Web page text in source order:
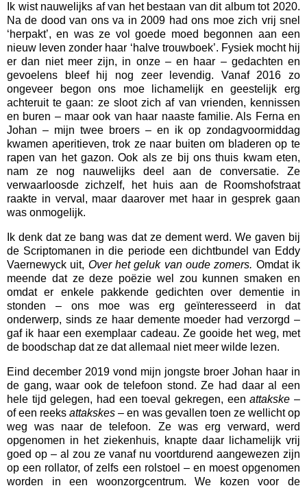
Ik wist nauwelijks af van het bestaan van dit album tot 2020.
Na de dood van ons va in 2009 had ons moe zich vrij snel
‘herpakt’, en was ze vol goede moed begonnen aan een
nieuw leven zonder haar ‘halve trouwboek’. Fysiek mocht hij
er dan niet meer zijn, in onze – en haar – gedachten en
gevoelens bleef hij nog zeer levendig. Vanaf 2016 zo
ongeveer begon ons moe lichamelijk en geestelijk erg
achteruit te gaan: ze sloot zich af van vrienden, kennissen
en buren – maar ook van haar naaste familie. Als Ferna en
Johan – mijn twee broers – en ik op zondagvoormiddag
kwamen aperitieven, trok ze naar buiten om bladeren op te
rapen van het gazon. Ook als ze bij ons thuis kwam eten,
nam ze nog nauwelijks deel aan de conversatie. Ze
verwaarloosde zichzelf, het huis aan de Roomshofstraat
raakte in verval, maar daarover met haar in gesprek gaan
was onmogelijk.
Ik denk dat ze bang was dat ze dement werd. We gaven bij
de Scriptomanen in die periode een dichtbundel van Eddy
Vaernewyck uit, Over het geluk van oude zomers. Omdat ik
meende dat ze deze poëzie wel zou kunnen smaken en
omdat er enkele pakkende gedichten over dementie in
stonden – ons moe was erg geïnteresseerd in dat
onderwerp, sinds ze haar demente moeder had verzorgd –
gaf ik haar een exemplaar cadeau. Ze gooide het weg, met
de boodschap dat ze dat allemaal niet meer wilde lezen.
Eind december 2019 vond mijn jongste broer Johan haar in
de gang, waar ook de telefoon stond. Ze had daar al een
hele tijd gelegen, had een toeval gekregen, eenattakske–
of een reeksattakskes– en was gevallen toen ze wellicht op
weg was naar de telefoon. Ze was erg verward, werd
opgenomen in het ziekenhuis, knapte daar lichamelijk vrij
goed op – al zou ze vanaf nu voortdurend aangewezen zijn
op een rollator, of zelfs een rolstoel – en moest opgenomen
worden in een woonzorgcentrum. We kozen voor de